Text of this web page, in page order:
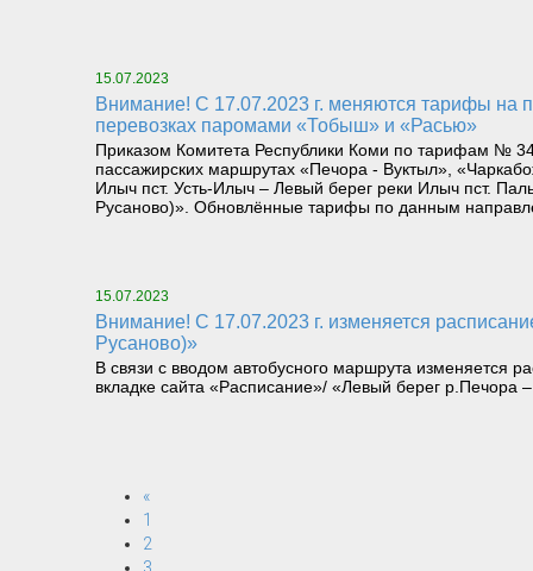
15.07.2023
Внимание! С 17.07.2023 г. меняются тарифы на пассажирских перевозках катерами «Николай Герасимов» и «Щугор», а также на грузопассажирских
перевозках паромами «Тобыш» и «Расью»
Приказом Комитета Республики Коми по тарифам №
пассажирских маршрутах «Печора - Вуктыл»,
Илыч пст. Усть-Илыч – Левый берег реки Илыч пст.
Русаново)». Обновлённые тарифы по данным
15.07.2023
Внимание! С 17.07.2023 г. изменяется расписание паромной переправы «Левый берег р.Печора (пгт.Троицко-Печорск) – правый берег р.Печора (на
Русаново)»
В связи с вводом автобусного маршрута
вкладке сайта «Расписание»/ «Левый берег
«
1
2